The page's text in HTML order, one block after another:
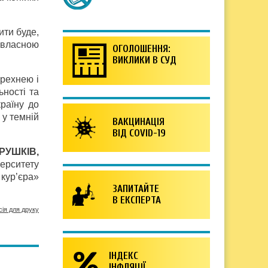
буде,
власною
і
та
до
темній
для друку
ОГОЛОШЕННЯ:
ВИКЛИКИ В СУД
ВАКЦИНАЦІЯ
ВІД COVID-19
ЗАПИТАЙТЕ
В ЕКСПЕРТА
ІНДЕКС